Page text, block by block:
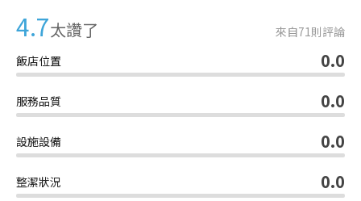
4.7太讚了 來自71 則評論
飯店位置
0.0
服務品質 0.0
設施設備 0.0
整潔狀況 0.0